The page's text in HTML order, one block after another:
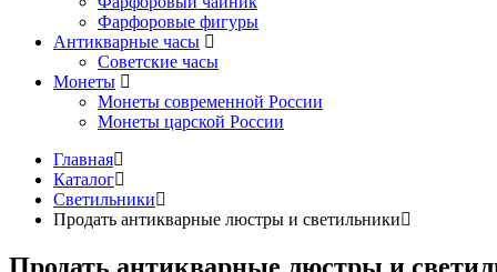
Фарфоровые фигуры
Антикварные часы
Советские часы
Монеты
Монеты современной России
Монеты царской России
Главная
Каталог
Светильники
Продать антикварные люстры и светильники